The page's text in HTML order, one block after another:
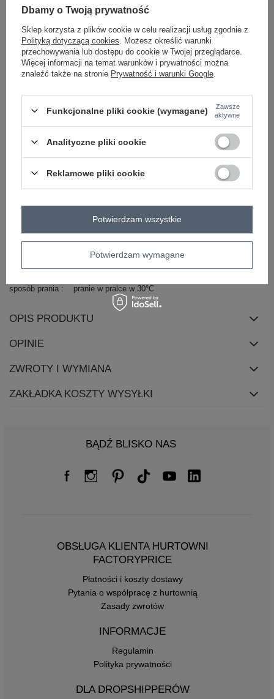
sposób prania : pranie w pralce w 30°C
Kod produktu
IT-SP-26020.54
Marka
ITALY MODA
typ produktu
spodnie materiałowe straight leg
dominujący
materiał
wiskoza
wysokość w
dodatkowe
boczne
sposób prania pranie w pralce w 30°C
OPIS PRODUKTU
OPINIE
ZWROTY I WYMIANA
ZAKŁADKA KOSZTY WYSYŁKI
BĄDŹ BLISKO NAS
OBSŁUGA KLIENTA HURTOWNI
FACTORYPRICE
Płatności i koszty dostawy
Pytania o współpracę z hurtownią
Zasady zwrotów
INFORMACJE
Regulamin
Polityka prywatności
DLA DROPSHIPPERÓW
Dbamy o Twoją prywatność
Sklep korzysta z plików cookie w celu realizacji usług zgodnie z
Polityką dotyczącą cookies . Możesz określić warunki
przechowywania lub dostępu do cookie w Twojej przeglądarce.
Więcej informacji na temat warunków i prywatności można
znaleźć także na stronie Prywatność i warunki Google
Funkcjonalne pliki cookie (wymagane)
Zawsze
aktywne
Analityczne pliki cookie
Reklamowe pliki cookie
Potwierdzam wymagane
Potwierdzam wszystkie